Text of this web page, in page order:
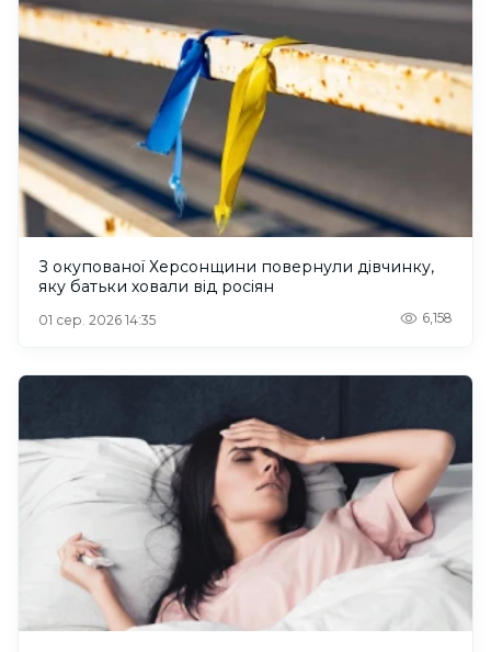
З окупованої Херсонщини повернули дівчинку,
яку батьки ховали від росіян
01 сер. 2026 14:35 6,158